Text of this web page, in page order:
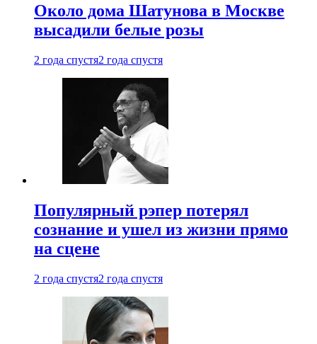
Около дома Шатунова в Москве
высадили белые розы
2 года спустя2 года спустя
Популярный рэпер потерял
сознание и ушел из жизни прямо
на сцене
2 года спустя2 года спустя